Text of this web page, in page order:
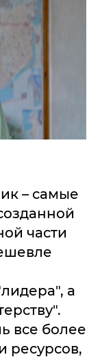
– самые
части
а
все более
ресурсов,